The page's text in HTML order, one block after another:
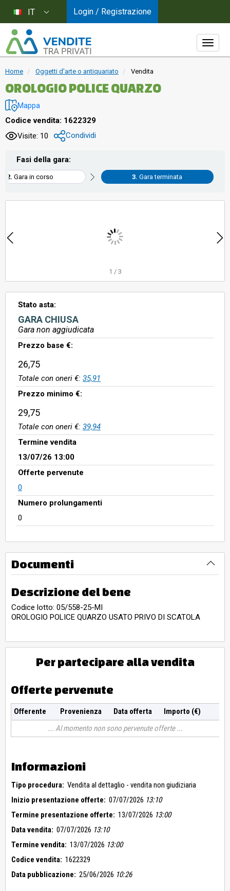
Home Oggetti d'arte o antiquariato Vendita
OROLOGIO POLICE QUARZO
Mappa
Codice vendita: 1622329
Visite: 10
Condividi
Fasi della gara:
Gara in corso Gara terminata
1 / 3
Stato asta:
GARA CHIUSA
Gara non aggiudicata
Prezzo base €:
26,75
Totale con oneri €: 35,91
Prezzo minimo €:
29,75
Totale con oneri €: 39,94
Termine vendita
13/07/26 13:00
Offerte pervenute
0
Numero prolungamenti
0
Documenti
Descrizione del bene
Codice lotto: 05/558-25-MI
OROLOGIO POLICE QUARZO USATO PRIVO DI SCATOLA
Per partecipare alla vendita
Offerte pervenute
Offerente Provenienza Data offerta
Importo (€)
Al momento non sono pervenute offerte
Informazioni
Tipo procedura: Vendita al dettaglio - vendita non giudiziaria
Inizio presentazione offerte: 07/07/2026 13:10
Termine presentazione offerte: 13/07/2026 13:00
Data vendita: 07/07/2026 13:10
Termine vendita: 13/07/2026 13:00
Codice vendita: 1622329
Data pubblicazione: 25/06/2026 10:26
IT Login / Registrazione